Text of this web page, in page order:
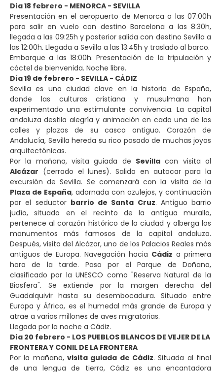
Día 18 febrero - MENORCA - SEVILLA
Presentación en el aeropuerto de Menorca a las 07:00h
para salir en vuelo con destino Barcelona a las 8:30h,
llegada a las 09:25h y posterior salida con destino Sevilla a
las 12:00h. Llegada a Sevilla a las 13:45h y traslado al barco.
Embarque a las 18:00h. Presentación de la tripulación y
cóctel de bienvenida. Noche libre.
Día 19 de febrero - SEVILLA - CÁDIZ
Sevilla es una ciudad clave en la historia de España,
donde las culturas cristiana y musulmana han
experimentado una estimulante convivencia. La capital
andaluza destila alegría y animación en cada una de las
calles y plazas de su casco antiguo. Corazón de
Andalucía, Sevilla hereda su rico pasado de muchas joyas
arquitectónicas.
Por la mañana, visita guiada de Sevilla con visita al
Alcázar (cerrado el lunes). Salida en autocar para la
excursión de Sevilla. Se comenzará con la visita de la
Plaza de España, adornada con azulejos, y continuación
por el seductor barrio de Santa Cruz. Antiguo barrio
judío, situado en el recinto de la antigua muralla,
pertenece al corazón histórico de la ciudad y alberga los
monumentos más famosos de la capital andaluza.
Después, visita del Alcázar, uno de los Palacios Reales más
antiguos de Europa. Navegación hacia Cádiz a primera
hora de la tarde. Paso por el Parque de Doñana,
clasificado por la UNESCO como "Reserva Natural de la
Biosfera". Se extiende por la margen derecha del
Guadalquivir hasta su desembocadura. Situado entre
Europa y África, es el humedal más grande de Europa y
atrae a varios millones de aves migratorias.
Llegada por la noche a Cádiz.
Día 20 febrero - LOS PUEBLOS BLANCOS DE VEJER DE LA
FRONTERA Y CONIL DE LA FRONTERA
Por la mañana, visita guiada de Cádiz. Situada al final
de una lengua de tierra, Cádiz es una encantadora